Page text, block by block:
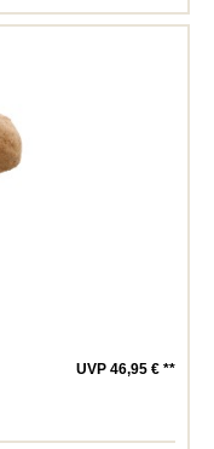
UVP 46,95 € **